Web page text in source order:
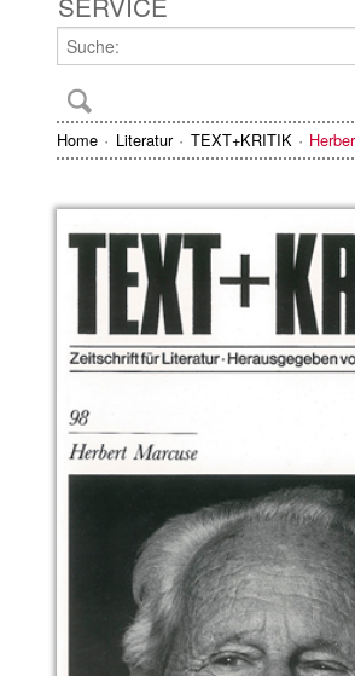
Home Literatur TEXT+KRITIK